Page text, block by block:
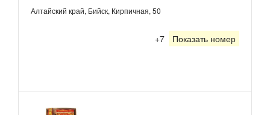
Алтайский край, Бийск, Кирпичная, 50
+7 Показать номер